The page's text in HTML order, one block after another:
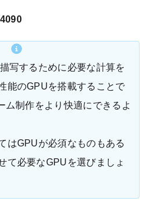
写するために必要な計算を
能のGPUを搭載することで
ム制作をより快適にできるよ
はGPUが必須なものもある
て必要なGPUを選びましょ